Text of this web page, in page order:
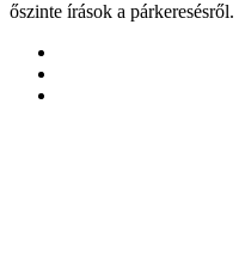
őszinte írások a párkeresésről.